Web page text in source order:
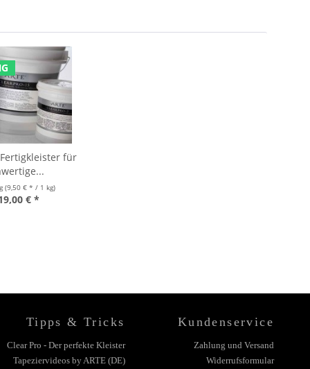
Fertigkleister für
(9,50 € * / 1 kg)
€ *
Tipps & Tricks
Clear Pro - Der perfekte Kleister
Tapeziervideos by ARTE (DE)
Kundenservice
Zahlung und Versand
Widerrufsformular